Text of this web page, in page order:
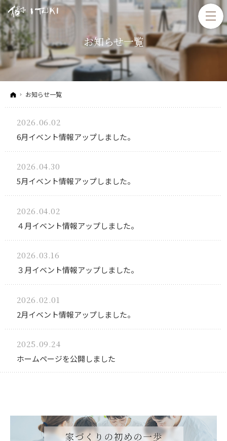
お知らせ一覧
ホーム
お知らせ一覧
2026.06.02
6月イベント情報アップしました。
2026.04.30
5月イベント情報アップしました。
2026.04.02
４月イベント情報アップしました。
2026.03.16
３月イベント情報アップしました。
2026.02.01
2月イベント情報アップしました。
2025.09.24
ホームページを公開しました